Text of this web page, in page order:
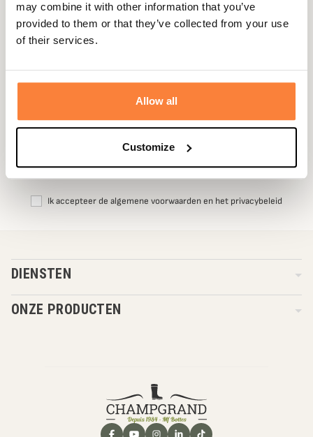
may combine it with other information that you’ve
provided to them or that they’ve collected from your use
of their services.
Allow all
Customize
Rejoignez la communauté
S'inscrire
Ik accepteer de algemene voorwaarden en het privacybeleid
DIENSTEN
ONZE PRODUCTEN